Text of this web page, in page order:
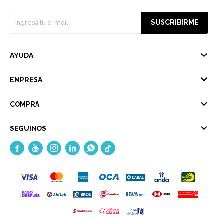
SUSCRIBIRME
AYUDA
EMPRESA
COMPRA
SEGUINOS
    